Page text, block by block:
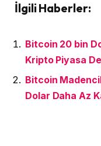
İlgili Haberler:
Bitcoin 20 bin
Kripto Piyasa
Bitcoin
Dolar Daha Az